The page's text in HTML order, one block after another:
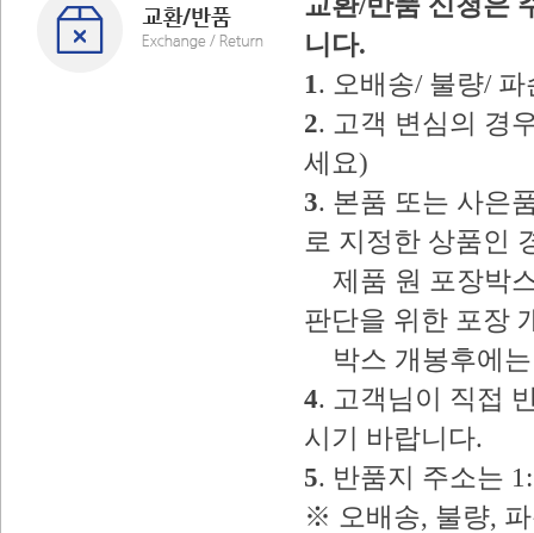
니다.
1. 오배송/ 불량/
2. 고객 변심의 경
세요)
3. 본품 또는 사은
로 지정한 상품인
제품 원 포장박
판단을 위한 포장
박스 개봉후에는
4. 고객님이 직접
시기 바랍니다.
5. 반품지 주소는
※ 오배송, 불량,